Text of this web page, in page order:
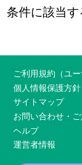
条件に該当す
ご利用規約（ユー
個人情報保護方針
サイトマップ
お問い合わせ・
ヘルプ
運営者情報